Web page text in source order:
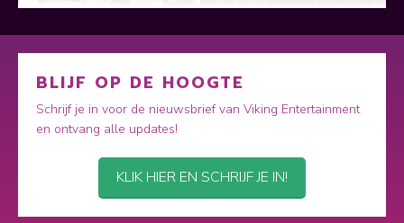
BLIJF OP DE HOOGTE
Schrijf je in voor de nieuwsbrief van Viking Entertainment
en ontvang alle updates!
KLIK HIER EN SCHRIJF JE IN!